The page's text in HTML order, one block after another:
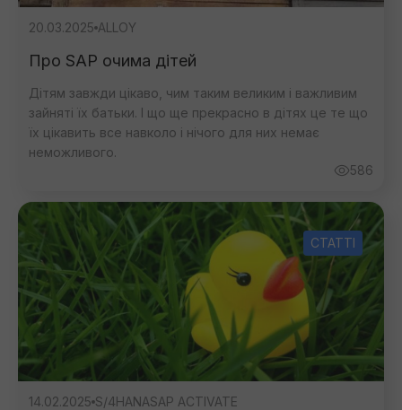
20.03.2025 ALLOY
Про SAP очима дітей
Дітям завжди цікаво, чим таким великим і важливим
зайняті їх батьки. І що ще прекрасно в дітях це те що
їх цікавить все навколо і нічого для них немає
неможливого.
586
СТАТТІ
14.02.2025 S/4HANASAP ACTIVATE